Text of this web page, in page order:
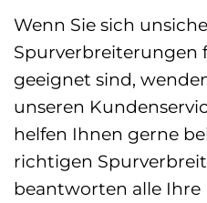
Wenn Sie sich
Spurverbreiterungen
geeignet sind,
unseren
helfen Ihnen gerne
richtigen
beantworten alle Ihre